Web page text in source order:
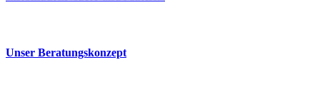
Unser Beratungskonzept